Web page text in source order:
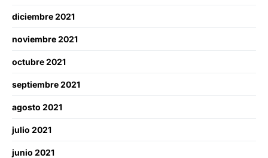
diciembre 2021
noviembre 2021
octubre 2021
septiembre 2021
agosto 2021
julio 2021
junio 2021